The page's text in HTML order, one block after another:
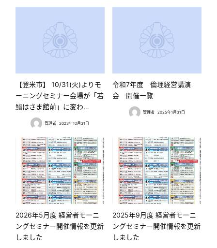
【登米市】 10/31(火)よりモ
ーニングセミナー会場が「若
鮨はさま館前」に変わ…
管理者 2023年10月31日
令和7年度 倫理経営講演
会 開催一覧
管理者 2025年1月31日
2026年5月度 経営者モーニ
ングセミナー開催情報を更新
しました
2025年9月度 経営者モーニ
ングセミナー開催情報を更新
しました